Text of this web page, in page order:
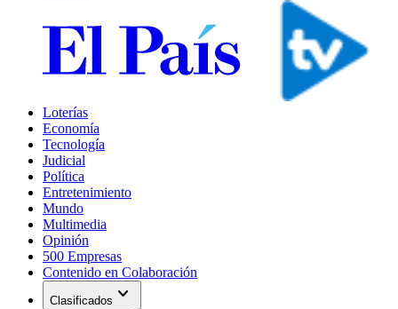
Loterías
Economía
Tecnología
Judicial
Política
Entretenimiento
Mundo
Multimedia
Opinión
500 Empresas
Contenido en Colaboración
Clasificados expand_more